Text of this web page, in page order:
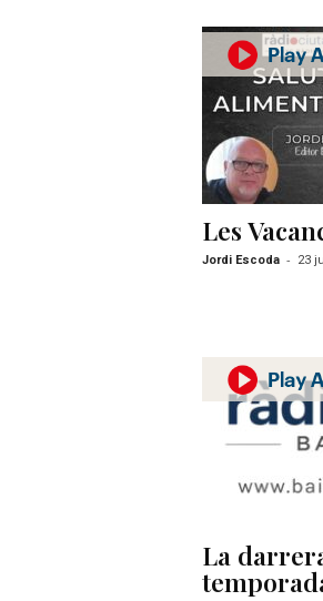
Les
Jordi Escoda - 23
La